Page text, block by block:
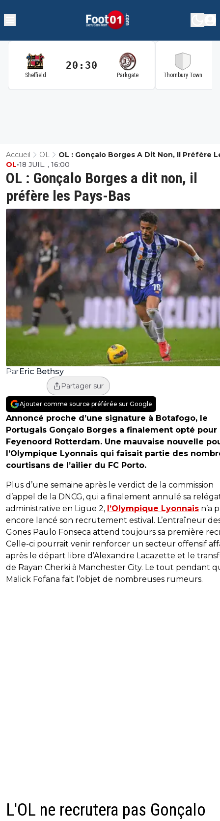
Sheffield
20:30
Parkgate Thornbury Town
Accueil OL
OL : Gonçalo Borges A Dit Non, Il Préfère
Pays-Bas
OL : Gonçalo Borges a dit non, il
préfère les Pays-Bas
OL•18 JUIL. , 16:00
ParEric Bethsy
Partager sur
Ajouter comme source préférée sur Google
Annoncé proche d’une signature à Botafogo, le
Portugais Gonçalo Borges a finalement opté pour
Feyenoord Rotterdam. Une mauvaise nouvelle
l’Olympique Lyonnais qui faisait partie des
courtisans de l’ailier du FC Porto.
Plus d’une semaine après le verdict de la commission
d’appel de la DNCG, qui a finalement annulé sa
administrative en Ligue 2, l’Olympique Lyonnais n’a
encore lancé son recrutement estival. L’entraîneur
Gones Paulo Fonseca attend toujours sa première
Celle-ci pourrait venir renforcer un secteur offensif
après le départ libre d’Alexandre Lacazette et le
de Rayan Cherki à Manchester City. Le tout pendant
Malick Fofana fait l’objet de nombreuses rumeurs.
L'OL ne recrutera pas Gonçalo